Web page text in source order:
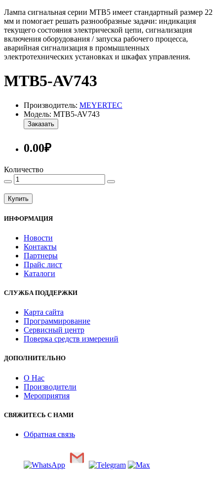
Лампа сигнальная серии MTB5 имеет стандартный размер 22
мм и помогает решать разнообразные задачи: индикация
текущего состояния электрической цепи, сигнализация
включения оборудования / запуска рабочего процесса,
аварийная сигнализация в промышленных
электротехнических установках и шкафах управления.
MTB5-AV743
Производитель: MEYERTEC
Модель: MTB5-AV743
Заказать
0.00₽
Количество
Купить
ИНФОРМАЦИЯ
Новости
Контакты
Партнеры
Прайс лист
Каталоги
СЛУЖБА ПОДДЕРЖКИ
Карта сайта
Программирование
Сервисный центр
Поверка средств измерений
ДОПОЛНИТЕЛЬНО
О Нас
Производители
Мероприятия
СВЯЖИТЕСЬ С НАМИ
Обратная связь